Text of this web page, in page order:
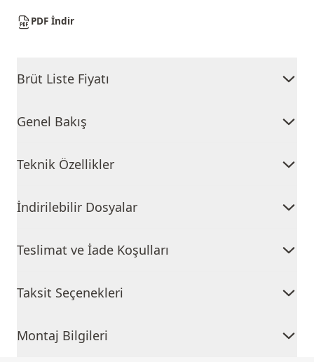
PDF İndir
Brüt Liste Fiyatı
Genel Bakış
Teknik Özellikler
İndirilebilir Dosyalar
Teslimat ve İade Koşulları
Taksit Seçenekleri
Montaj Bilgileri